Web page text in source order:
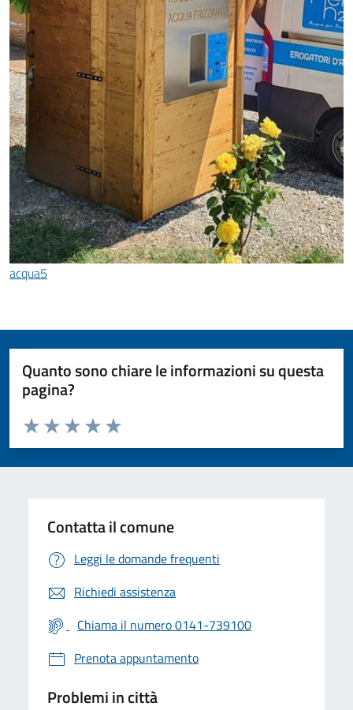
acqua5
Quanto sono chiare le informazioni su questa
pagina?
Valuta da 1 a 5 stelle la pagina
Valuta 5 stelle su 5
Valuta 4 stelle su 5
Valuta 3 stelle su 5
Valuta 2 stelle su 5
Valuta 1 stelle su 5
Contatta il comune
Leggi le domande frequenti
Richiedi assistenza
Chiama il numero 0141-739100
Prenota appuntamento
Problemi in città